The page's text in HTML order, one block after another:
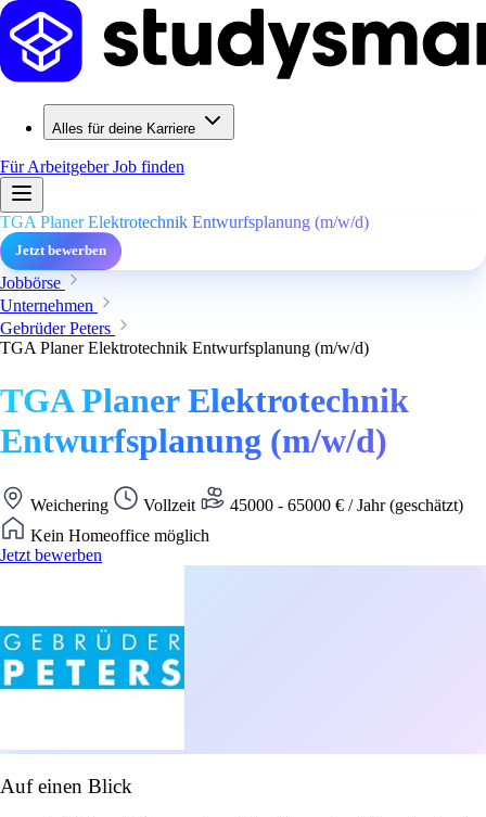
Alles für deine Karriere
Für ArbeitgeberJob finden
TGA Planer Elektrotechnik Entwurfsplanung (m/w/d)
Jetzt bewerben
Jobbörse
Unternehmen
Gebrüder Peters
TGA Planer Elektrotechnik Entwurfsplanung (m/w/d)
TGA Planer Elektrotechnik
Entwurfsplanung (m/w/d)
Weichering Vollzeit
45000 - 65000 € / Jahr (geschätzt)
Kein Homeoffice möglich
Jetzt bewerben
Auf einen Blick